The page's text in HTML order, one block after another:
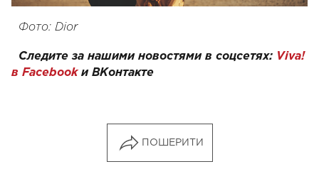
Фото: Dior
Следите за нашими новостями в соцсетях: Viva!
в Facebookи ВКонтакте
ПОШЕРИТИ